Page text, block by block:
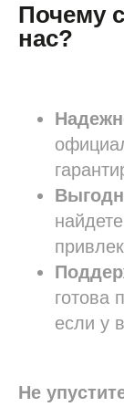
Почему
нас?
готова
если у
Не